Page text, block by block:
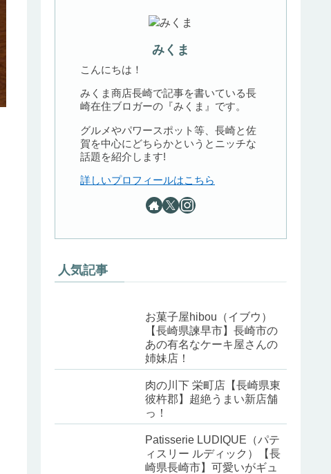
みくま
こんにちは！
みくま商店長崎で記事を書いている長
崎在住ブロガーの『みくま』です。
グルメやパワースポット等、長崎と佐
賀を中心にどちらかというとニッチな
話題を紹介します!
詳しいプロフィールはこちら
人気記事
お菓子屋hibou（イブウ）
【長崎県諫早市】長崎市の
あの有名なケーキ屋さんの
姉妹店！
肉の川下 栄町店【長崎県東
彼杵郡】超絶うまい新店舗
っ！
Patisserie LUDIQUE（パテ
ィスリー ルディック）【長
崎県長崎市】可愛いがギュ